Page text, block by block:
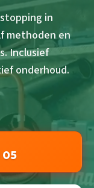
in
methoden en
Inclusief
onderhoud.
05